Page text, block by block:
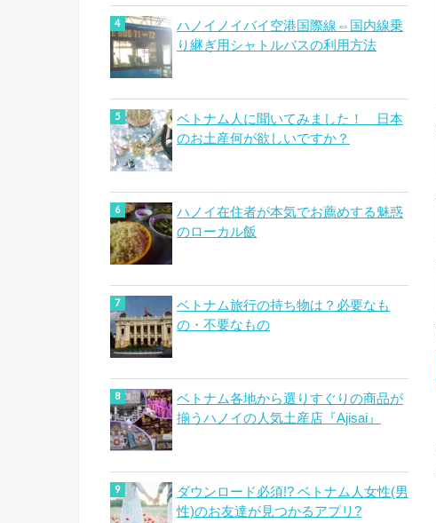
ハノイノイバイ空港国際線⇔国内線乗
り継ぎ用シャトルバスの利用方法
ベトナム人に聞いてみました！ 日本
のお土産何が欲しいですか？
ハノイ在住者が本気でお薦めする魅惑
のローカル飯
ベトナム旅行の持ち物は？必要なも
の・不要なもの
ベトナム各地から選りすぐりの商品が
揃うハノイの人気土産店『Ajisai』
ダウンロード必須!? ベトナム人女性(男
性)のお友達が見つかるアプリ?